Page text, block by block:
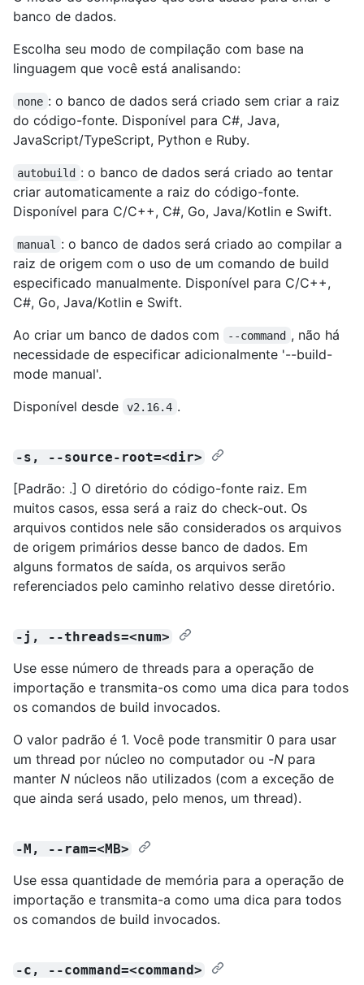
banco de dados.
Escolha seu modo de compilação com base na
linguagem que você está analisando:
none : o banco de dados será criado sem criar a raiz
do código-fonte. Disponível para C#, Java,
JavaScript/TypeScript, Python e Ruby.
autobuild : o banco de dados será criado ao tentar
criar automaticamente a raiz do código-fonte.
Disponível para C/C++, C#, Go, Java/Kotlin e Swift.
manual
: o banco de dados será criado ao compilar a
raiz de origem com o uso de um comando de build
especificado manualmente. Disponível para C/C++,
C#, Go, Java/Kotlin e Swift.
Ao criar um banco de dados com
--command , não há
necessidade de especificar adicionalmente '--build-
mode manual'.
Disponível desde
v2.16.4 .
-s, --source-root=<dir>
[Padrão: .] O diretório do código-fonte raiz. Em
muitos casos, essa será a raiz do check-out. Os
arquivos contidos nele são considerados os arquivos
de origem primários desse banco de dados. Em
alguns formatos de saída, os arquivos serão
referenciados pelo caminho relativo desse diretório.
-j, --threads=<num>
Use esse número de threads para a operação de
importação e transmita-os como uma dica para todos
os comandos de build invocados.
O valor padrão é 1. Você pode transmitir 0 para usar
um thread por núcleo no computador ou -N para
manter N núcleos não utilizados (com a exceção de
que ainda será usado, pelo menos, um thread).
-M, --ram=<MB>
Use essa quantidade de memória para a operação de
importação e transmita-a como uma dica para todos
os comandos de build invocados.
-c, --command=<command>